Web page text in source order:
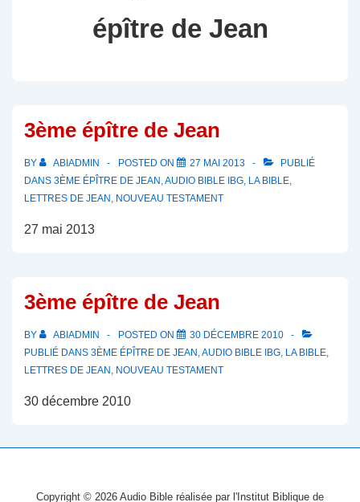
épître de Jean
3ème épître de Jean
BY ABIADMIN POSTED ON 27 MAI 2013
PUBLIÉ
DANS 3ÈME ÉPÎTRE DE JEAN ,AUDIO BIBLE IBG, LA BIBLE,
LETTRES DE JEAN , NOUVEAU TESTAMENT
27 mai 2013
3ème épître de Jean
BY ABIADMIN POSTED ON
30 DÉCEMBRE 2010
PUBLIÉ DANS 3ÈME ÉPÎTRE DE JEAN ,AUDIO BIBLE IBG, LA BIBLE,
LETTRES DE JEAN , NOUVEAU TESTAMENT
30 décembre 2010
Copyright © 2026 Audio Bible réalisée par l'Institut Biblique de